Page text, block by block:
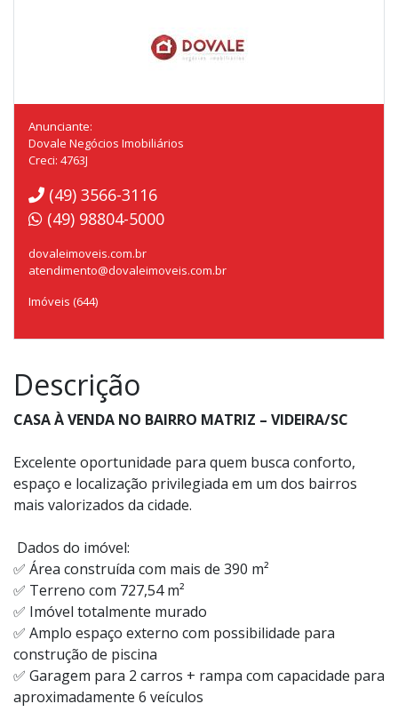
Anunciante:
Dovale Negócios Imobiliários
Creci: 4763J
(49) 3566-3116
(49) 98804-5000
dovaleimoveis.com.br
atendimento@dovaleimoveis.com.br
Imóveis (644)
Descrição
CASA À VENDA NO BAIRRO MATRIZ – VIDEIRA/SC
Excelente oportunidade para quem busca conforto,
espaço e localização privilegiada em um dos bairros
mais valorizados da cidade.
Dados do imóvel:
✅ Área construída com mais de 390 m²
✅ Terreno com 727,54 m²
✅ Imóvel totalmente murado
✅ Amplo espaço externo com possibilidade para
construção de piscina
✅ Garagem para 2 carros + rampa com capacidade para
aproximadamente 6 veículos